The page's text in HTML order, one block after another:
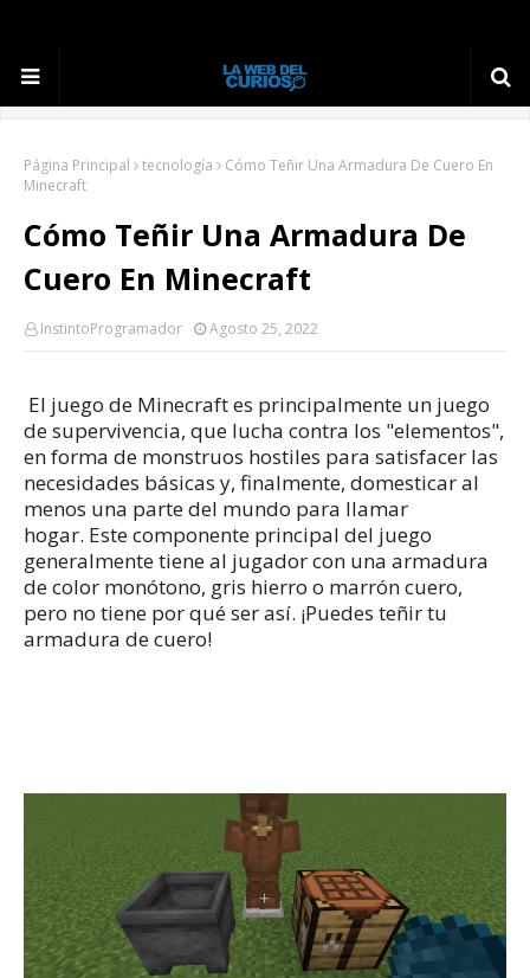
Página Principal tecnología
Cómo Teñir Una Armadura De Cuero En
Minecraft
Cómo Teñir Una Armadura De
Cuero En Minecraft
InstintoProgramador Agosto 25, 2022
El juego de Minecraft es principalmente un juego
de supervivencia, que lucha contra los "elementos",
en forma de monstruos hostiles para satisfacer las
necesidades básicas y, finalmente, domesticar al
menos una parte del mundo para llamar
hogar. Este componente principal del juego
generalmente tiene al jugador con una armadura
de color monótono, gris hierro o marrón cuero,
pero no tiene por qué ser así. ¡Puedes teñir tu
armadura de cuero!